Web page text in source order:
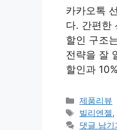
카카오톡
다. 간편한
할인 구조
전략을 잘
할인과
카
테
고
제품리뷰
태
그
빌리엔젤,
댓글 남기